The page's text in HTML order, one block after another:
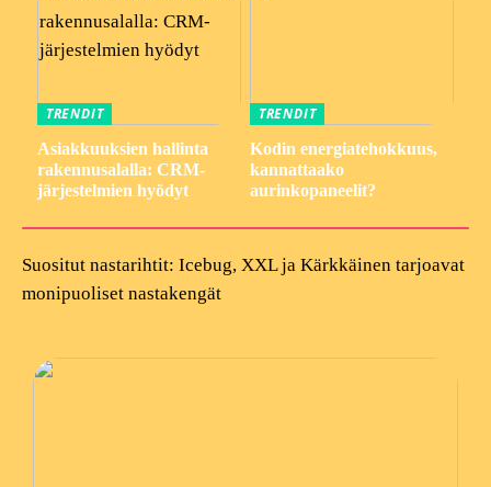
TRENDIT
Asiakkuuksien hallinta
rakennusalalla: CRM-
järjestelmien hyödyt
TRENDIT
Kodin energiatehokkuus,
kannattaako
aurinkopaneelit?
Suositut nastarihtit: Icebug, XXL ja Kärkkäinen tarjoavat
monipuoliset nastakengät